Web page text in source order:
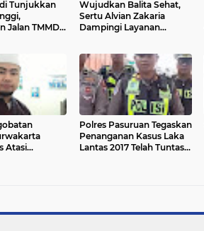
Tunjukkan
Jalan TMMD
Wujudkan Balita Sehat,
Sertu Alvian Zakaria
Dampingi Layanan
Atasi
Polres Pasuruan Tegaskan
Penanganan Kasus Laka
Lantas 2017 Telah Tuntas